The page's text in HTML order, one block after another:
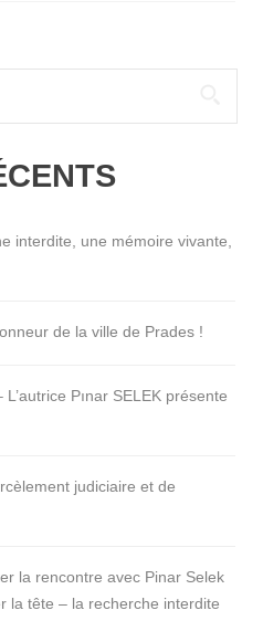
interdite, une mémoire vivante,
de la ville de Prades !
Pınar SELEK présente
judiciaire et de
la rencontre avec Pinar Selek
la tête – la recherche interdite